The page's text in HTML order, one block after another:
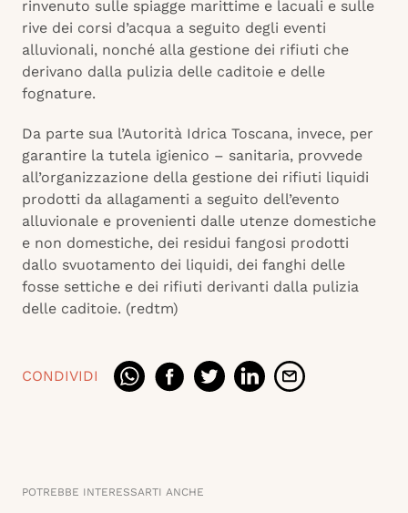
rinvenuto sulle spiagge marittime e lacuali e sulle
rive dei corsi d’acqua a seguito degli eventi
alluvionali, nonché alla gestione dei rifiuti che
derivano dalla pulizia delle caditoie e delle
fognature.
Da parte sua l’Autorità Idrica Toscana, invece, per
garantire la tutela igienico – sanitaria, provvede
all’organizzazione della gestione dei rifiuti liquidi
prodotti da allagamenti a seguito dell’evento
alluvionale e provenienti dalle utenze domestiche
e non domestiche, dei residui fangosi prodotti
dallo svuotamento dei liquidi, dei fanghi delle
fosse settiche e dei rifiuti derivanti dalla pulizia
delle caditoie. (redtm)
CONDIVIDI
POTREBBE INTERESSARTI ANCHE